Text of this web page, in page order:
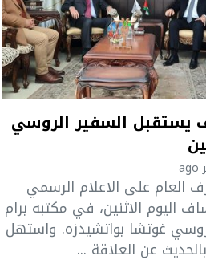
يستقبل السفير الروسي
العام على الاعلام الرسمي
اليوم الاثنين، في مكتبه برام
غوتشا بواتشيدزه. واستهل
عن العلاقة ...